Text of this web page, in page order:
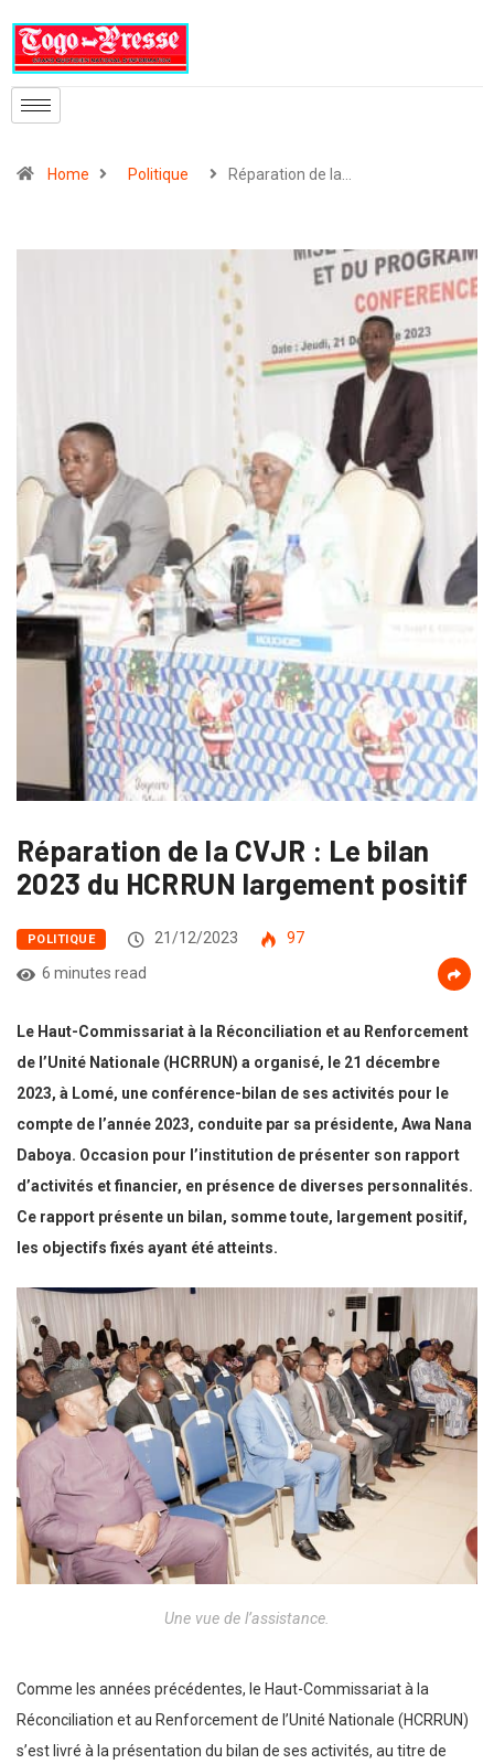
Home Politique Réparation de la…
Réparation de la CVJR : Le bilan
2023 du HCRRUN largement positif
POLITIQUE 21/12/2023
97
6 minutes read
Le Haut-Commissariat à la Réconciliation et au Renforcement
de l’Unité Nationale (HCRRUN) a organisé, le 21 décembre
2023, à Lomé, une conférence-bilan de ses activités pour le
compte de l’année 2023, conduite par sa présidente, Awa Nana
Daboya. Occasion pour l’institution de présenter son rapport
d’activités et financier, en présence de diverses personnalités.
Ce rapport présente un bilan, somme toute, largement positif,
les objectifs fixés ayant été atteints.
Une vue de l’assistance.
Comme les années précédentes, le Haut-Commissariat à la
Réconciliation et au Renforcement de l’Unité Nationale (HCRRUN)
s’est livré à la présentation du bilan de ses activités, au titre de